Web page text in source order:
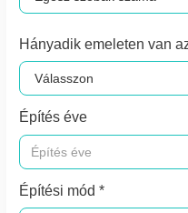
Hányadik emeleten van
Építés éve
Építési mód *